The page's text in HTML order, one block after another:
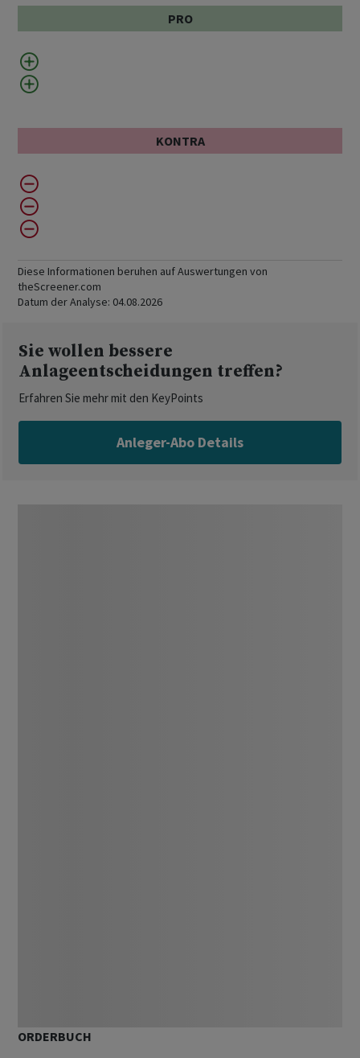
PRO
KONTRA
Diese Informationen beruhen auf Auswertungen von
theScreener.com
Datum der Analyse: 04.08.2026
Sie wollen bessere
Anlageentscheidungen treffen?
Erfahren Sie mehr mit den KeyPoints
Anleger-Abo Details
ORDERBUCH